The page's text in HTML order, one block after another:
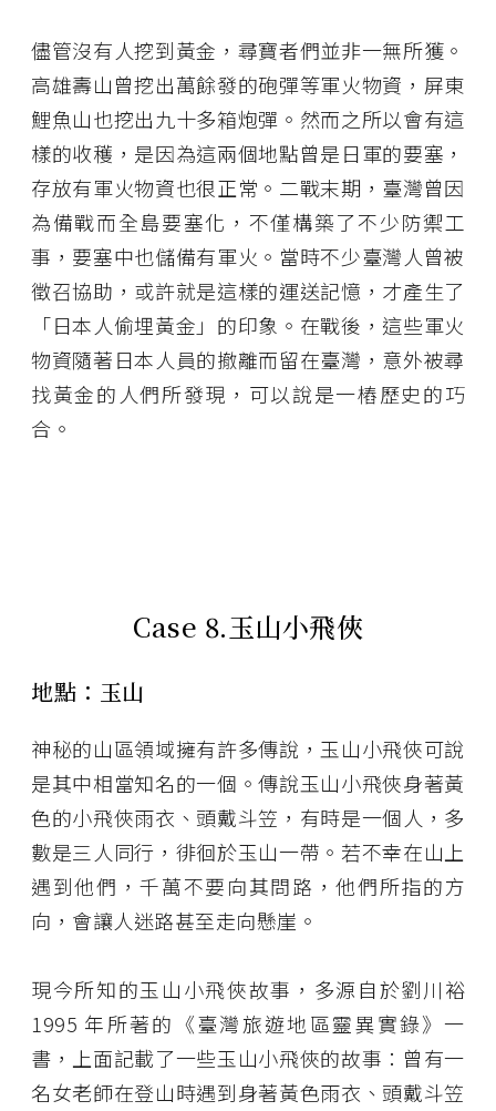
儘管沒有人挖到黃金，尋寶者們並非一無所獲。
高雄壽山曾挖出萬餘發的砲彈等軍火物資，屏東
鯉魚山也挖出九十多箱炮彈。然而之所以會有這
樣的收穫，是因為這兩個地點曾是日軍的要塞，
存放有軍火物資也很正常。二戰末期，臺灣曾因
為備戰而全島要塞化，不僅構築了不少防禦工
事，要塞中也儲備有軍火。當時不少臺灣人曾被
徵召協助，或許就是這樣的運送記憶，才產生了
「日本人偷埋黃金」的印象。在戰後，這些軍火
物資隨著日本人員的撤離而留在臺灣，意外被尋
找黃金的人們所發現，可以說是一樁歷史的巧
合。
Case 8.玉山小飛俠
地點：玉山
神秘的山區領域擁有許多傳說，玉山小飛俠可說
是其中相當知名的一個。傳說玉山小飛俠身著黃
色的小飛俠雨衣、頭戴斗笠，有時是一個人，多
數是三人同行，徘徊於玉山一帶。若不幸在山上
遇到他們，千萬不要向其問路，他們所指的方
向，會讓人迷路甚至走向懸崖。
現今所知的玉山小飛俠故事，多源自於劉川裕
1995 年所著的《臺灣旅遊地區靈異實錄》一
書，上面記載了一些玉山小飛俠的故事：曾有一
名女老師在登山時遇到身著黃色雨衣、頭戴斗笠